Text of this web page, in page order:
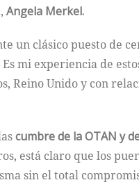
Angela Merkel.
un clásico puesto de
mi experiencia de
Reino Unido y con
cumbre de la OTAN y
está claro que los
sin el total